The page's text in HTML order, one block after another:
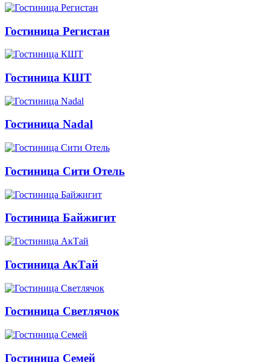
Гостиница Регистан
Гостиница КШТ
Гостиница Nadal
Гостиница Сити Отель
Гостиница Байжигит
Гостиница АкТай
Гостиница Светлячок
Гостиница Семей